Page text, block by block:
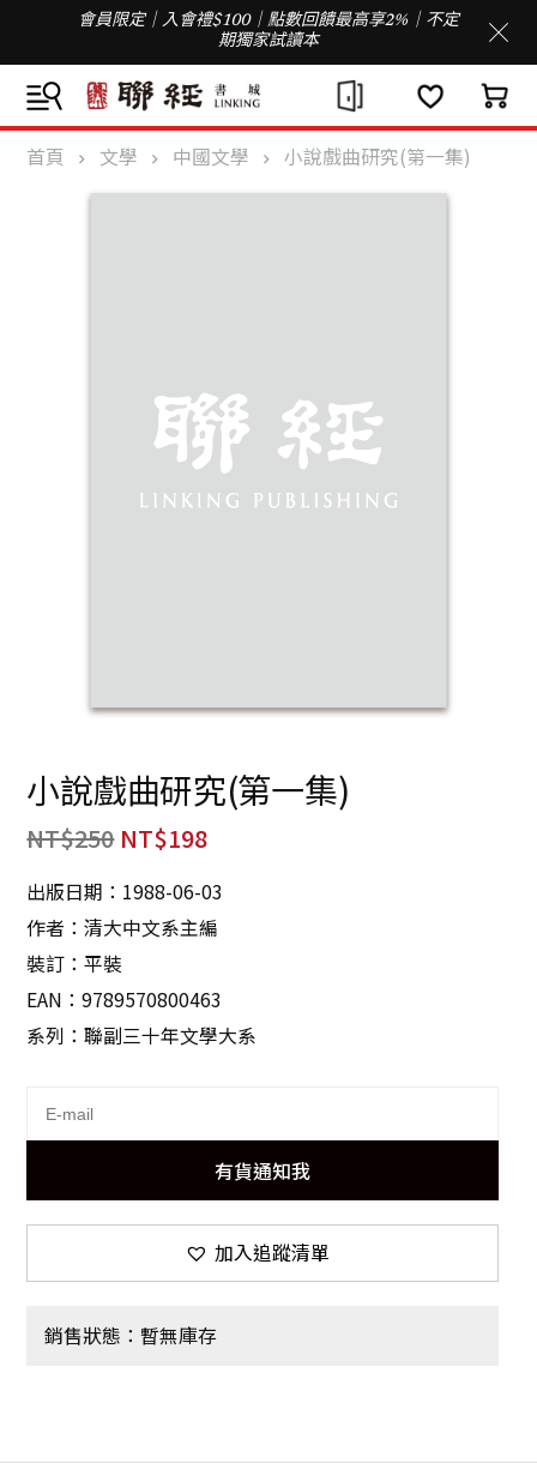
會員限定｜入會禮$100｜點數回饋最高享2%｜不定
期獨家試讀本
首頁 文學 中國文學 小說戲曲研究(第一集)
小說戲曲研究(第一集)
NT$250 NT$198
出版日期：1988-06-03
作者：清大中文系主編
裝訂：平裝
EAN：9789570800463
系列：聯副三十年文學大系
有貨通知我
加入追蹤清單
銷售狀態：暫無庫存